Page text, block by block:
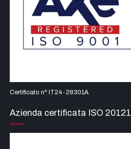
Certificato n° IT24-28301A
Azienda certificata ISO 20121